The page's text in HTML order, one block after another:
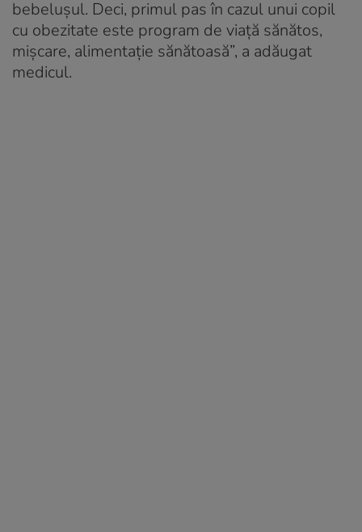
bebeluşul. Deci, primul pas în cazul unui copil
cu obezitate este program de viaţă sănătos,
mişcare, alimentaţie sănătoasă”, a adăugat
medicul.